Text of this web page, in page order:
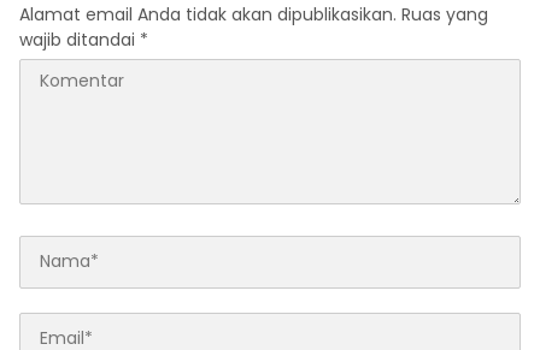
Alamat email Anda tidak akan dipublikasikan. Ruas yang
wajib ditandai *